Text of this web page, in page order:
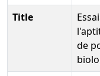
Title
de